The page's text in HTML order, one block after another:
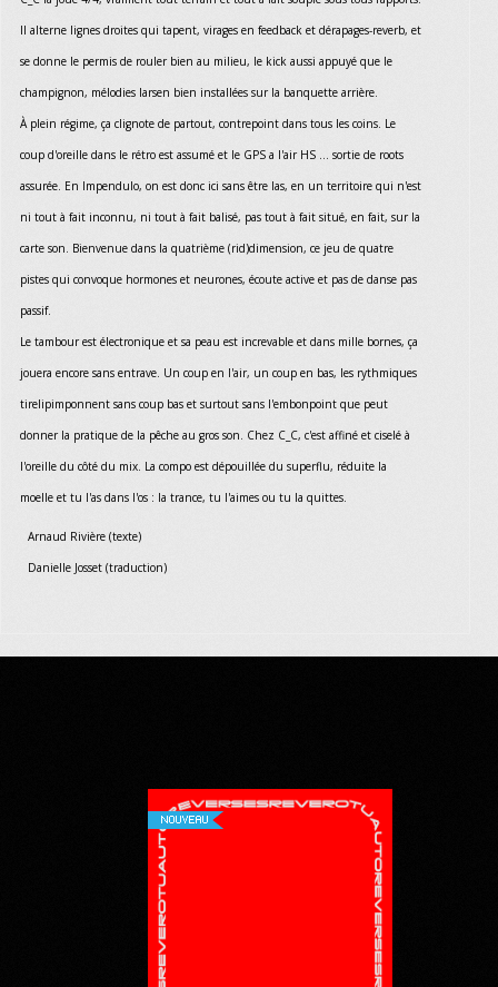
Il alterne lignes droites qui tapent, virages en feedback et dérapages-reverb, et
se donne le permis de rouler bien au milieu, le kick aussi appuyé que le
champignon, mélodies larsen bien installées sur la banquette arrière.
À plein régime, ça clignote de partout, contrepoint dans tous les coins. Le
coup d'oreille dans le rétro est assumé et le GPS a l'air HS … sortie de roots
assurée. En Impendulo, on est donc ici sans être las, en un territoire qui n'est
ni tout à fait inconnu, ni tout à fait balisé, pas tout à fait situé, en fait, sur la
carte son. Bienvenue dans la quatrième (rid)dimension, ce jeu de quatre
pistes qui convoque hormones et neurones, écoute active et pas de danse pas
passif.
Le tambour est électronique et sa peau est increvable et dans mille bornes, ça
jouera encore sans entrave. Un coup en l'air, un coup en bas, les rythmiques
tirelipimponnent sans coup bas et surtout sans l'embonpoint que peut
donner la pratique de la pêche au gros son. Chez C_C, c'est affiné et ciselé à
l'oreille du côté du mix. La compo est dépouillée du superflu, réduite la
moelle et tu l'as dans l'os : la trance, tu l'aimes ou tu la quittes.
Arnaud Rivière (texte)
Danielle Josset (traduction)
NOUVEAU